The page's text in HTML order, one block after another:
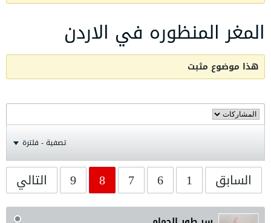
المغر المنظوره في الاردن
هذا موضوع مثبت
تصفية - فلترة
السابق 1
6
7
8
9 التالي